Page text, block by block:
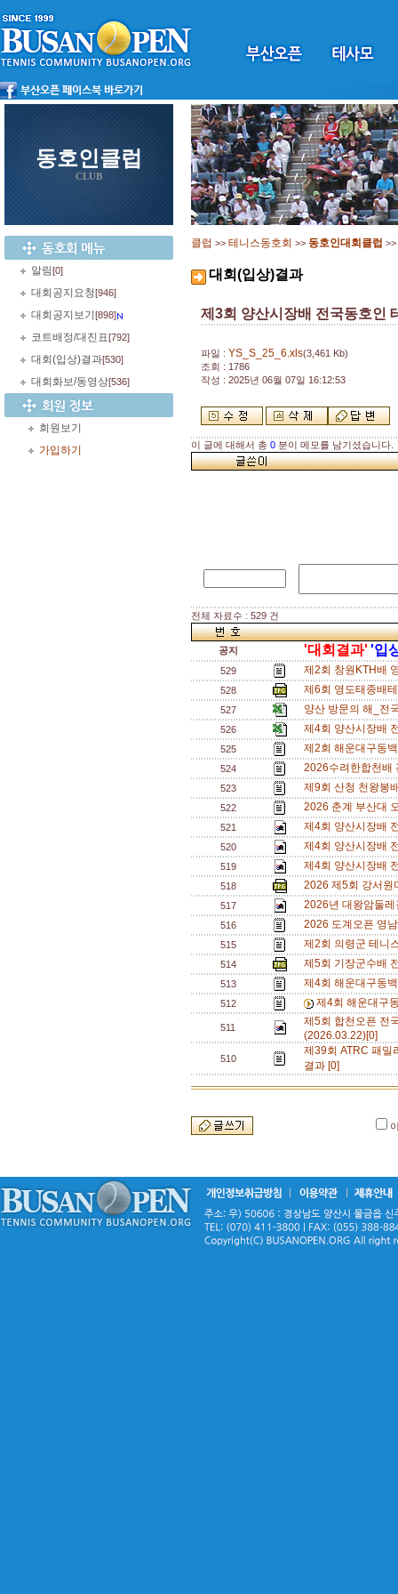
동호인클럽
CLUB
알림[0]
대회공지요청[946]
대회공지보기 [898]
코트배정/대진표[792]
대회(입상)결과[530]
대회화보/동영상[536]
회원보기
가입하기
클럽 >> 테니스동호회 >> 동호인대회클럽 >>
대회(입상)결과
제3회 양산시장배 전국동호인
파일 : YS_S_25_6.xls(3,461 Kb)
조회 : 1786
작성 : 2025년 06월 07일 16:12:53
이 글에 대해서 총 0 분이 메모를 남기셨습니다.
전체 자료수 : 529 건
공지 '대회결과' '입
529 제2회 창원KTH배
528 제6회 영도태종배
527 양산 방문의 해_전
526 제4회 양산시장배
525 제2회 해운대구동
524 2026수려한합천배
523 제9회 산청 천왕봉
522 2026 춘계 부산대
521 제4회 양산시장배
520 제4회 양산시장배
519 제4회 양산시장배
518 2026 제5회 강서
517 2026년 대왕암둘
516 2026 도계오픈 영
515 제2회 의령군 테니
514 제5회 기장군수배
513 제4회 해운대구동
512 제4회 해운대구
511
제5회 합천오픈 전
(2026.03.22)[0]
510
제39회 ATRC 패밀
결과 [0]